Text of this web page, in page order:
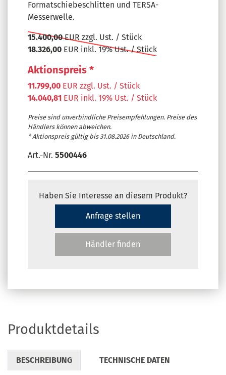
Formatschiebeschlitten und TERSA-
Messerwelle.
15.400,00EUR zzgl. Ust. / Stück
18.326,00 EUR inkl. 19% Ust. / Stück
Aktionspreis *
11.799,00 EUR zzgl. Ust. / Stück
14.040,81 EUR inkl. 19% Ust. / Stück
Preise sind unverbindliche Preisempfehlungen. Preise des
Händlers können abweichen.
* Aktionspreis gültig bis 31.08.2026 in Deutschland.
Art.-Nr. 5500446
Haben Sie Interesse an diesem Produkt?
Anfrage stellen
Händler finden
Produktdetails
BESCHREIBUNG TECHNISCHE DATEN